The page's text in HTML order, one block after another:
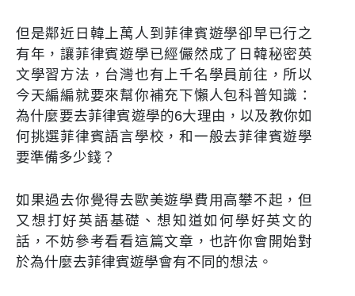
但是鄰近日韓上萬人到菲律賓遊學卻早已行之
有年，讓菲律賓遊學已經儼然成了日韓秘密英
文學習方法，台灣也有上千名學員前往，所以
今天編編就要來幫你補充下懶人包科普知識：
為什麼要去菲律賓遊學的6大理由，以及教你如
何挑選菲律賓語言學校，和一般去菲律賓遊學
要準備多少錢？
如果過去你覺得去歐美遊學費用高攀不起，但
又想打好英語基礎、想知道如何學好英文的
話，不妨參考看看這篇文章，也許你會開始對
於為什麼去菲律賓遊學會有不同的想法。